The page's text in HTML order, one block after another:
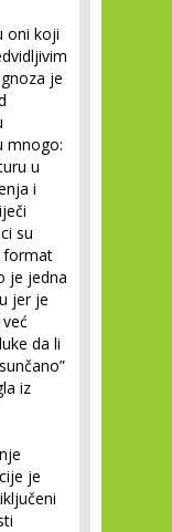
oni koji
je
mnogo:
u
i
su
format
je jedna
jer je
da li
iz
je